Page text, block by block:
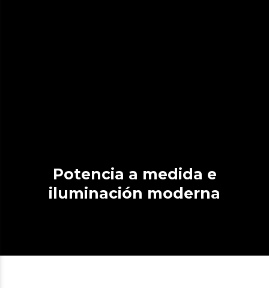
Potencia a medida e
iluminación moderna